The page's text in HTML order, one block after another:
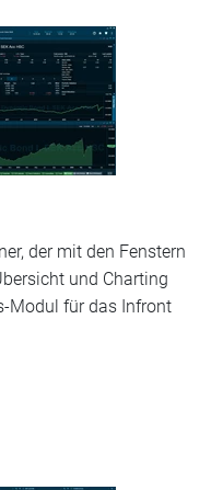
der mit den Fenstern
und Charting
Modul für das Infront